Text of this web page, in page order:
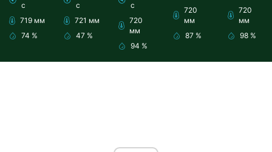
с
719 мм
74 %
с
721 мм
47 %
с
720
мм
94 %
720
мм
87 %
720
мм
98 %